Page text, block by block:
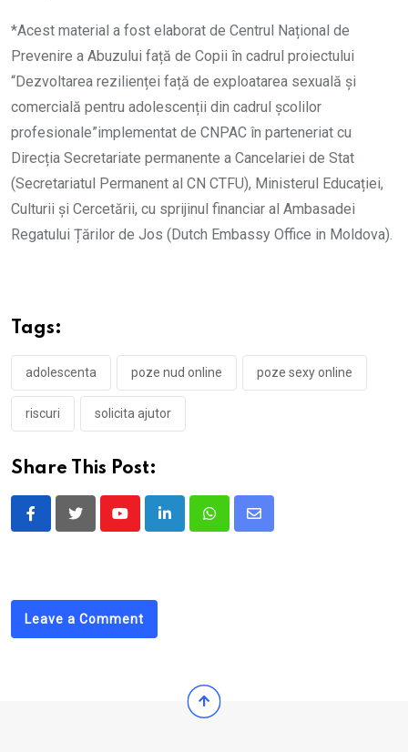
*Acest material a fost elaborat de Centrul Național de
Prevenire a Abuzului față de Copii în cadrul proiectului
“Dezvoltarea rezilienței față de exploatarea sexuală și
comercială pentru adolescenții din cadrul școlilor
profesionale”implementat de CNPAC în parteneriat cu
Direcția Secretariate permanente a Cancelariei de Stat
(Secretariatul Permanent al CN CTFU), Ministerul Educației,
Culturii și Cercetării, cu sprijinul financiar al Ambasadei
Regatului Țărilor de Jos (Dutch Embassy Office in Moldova).
Tags:
adolescenta poze nud online poze sexy online
riscuri solicita ajutor
Share This Post:
YoutubeLinkedInWhatsappShare
Leave a Comment